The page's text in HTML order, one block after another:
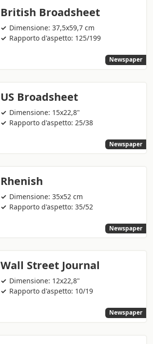
British Broadsheet
Dimensione: 37,5x59,7 cm
Rapporto d'aspetto: 125/199
Newspaper
US Broadsheet
Dimensione: 15x22,8"
Rapporto d'aspetto: 25/38
Newspaper
Rhenish
Dimensione: 35x52 cm
Rapporto d'aspetto: 35/52
Newspaper
Wall Street Journal
Dimensione: 12x22,8"
Rapporto d'aspetto: 10/19
Newspaper